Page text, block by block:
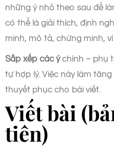
những ý nhỏ theo sau để
có thể là giải thích, định
minh, mô tả, chứng minh,
Sắp xếp các ýchính – phụ
tự hợp lý. Việc này làm
thuyết phục cho bài viết.
Viết bài
tiên)